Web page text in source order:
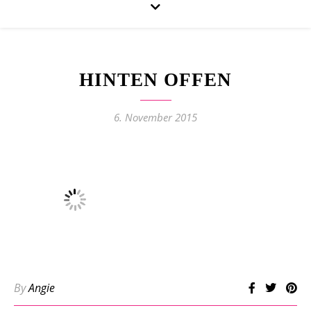
HINTEN OFFEN
6. November 2015
ByAngie